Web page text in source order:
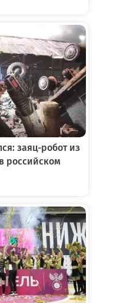
заяц-робот из
российском